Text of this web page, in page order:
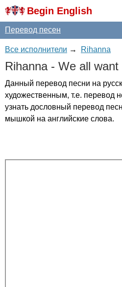
Begin English
Перевод песен
Все исполнители → Rihanna
Rihanna- We all want
Данный перевод песни на
художественным, т.е. перевод
узнать дословный перевод
мышкой на английские слова.